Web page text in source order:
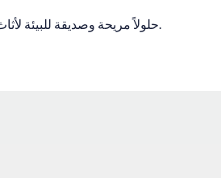
تقدم شركة Yiruo حلولاً مريحة وصديقة للبيئة لأثاث المبيت.